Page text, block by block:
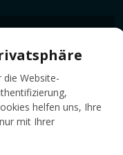
die Website-
helfen uns, Ihre
mit Ihrer